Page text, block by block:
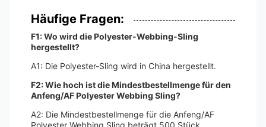
Häufige Fragen:
F1: Wo wird die Polyester-Webbing-Sling
hergestellt?
A1: Die Polyester-Sling wird in China hergestellt.
F2: Wie hoch ist die Mindestbestellmenge für den
Anfeng/AF Polyester Webbing Sling?
A2: Die Mindestbestellmenge für die Anfeng/AF
Polyester Webbing Sling beträgt 500 Stück.